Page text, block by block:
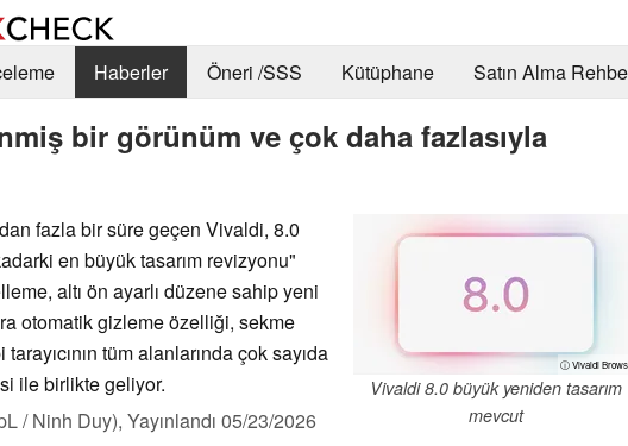
Haberler Öneri /SSS Kütüphane Satın Alma
bir görünüm ve çok daha fazlasıyla
ⓘ Vivaldi
Vivaldi 8.0 büyük yeniden tasarım
mevcut
fazla bir süre geçen Vivaldi, 8.0
en büyük tasarım revizyonu"
altı ön ayarlı düzene sahip yeni
otomatik gizleme özelliği, sekme
tüm alanlarında çok sayıda
ile birlikte geliyor.
/ Ninh Duy), Yayınlandı 05/23/2026